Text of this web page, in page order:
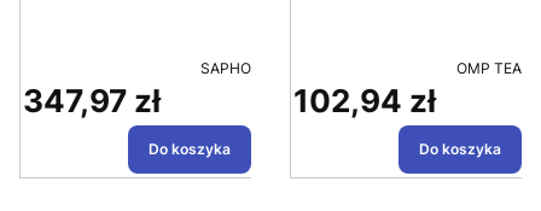
PRODUCENT
SAPHO
Cena
347,97 zł
Do koszyka
OMP TEA
Cena
102,94 zł
Do koszyka